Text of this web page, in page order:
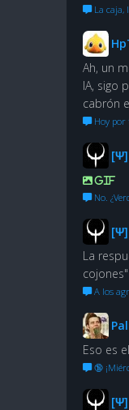
La caja,
Ah, un
IA, sigo
cabrón
Hoy por
[Ψ]
GIF
No.
[Ψ]
La
cojones"
A los
Eso es
🔞
[Ψ]